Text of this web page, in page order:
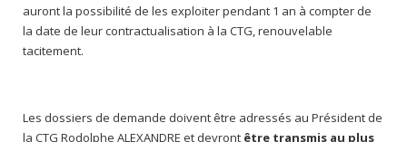
auront la possibilité de les exploiter pendant 1 an à compter de
la date de leur contractualisation à la CTG, renouvelable
tacitement.
Les dossiers de demande doivent être adressés au Président de
la CTG Rodolphe ALEXANDRE et devront être transmis au plus